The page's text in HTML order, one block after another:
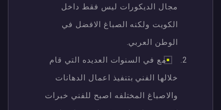
مجال الديكورات ليس فقط داخل
الكويت ولكنه الصباغ الافضل في
الوطن العربي.
مع في السنوات العديده التي قام
خلالها الفني بتنفيذ اعمال الدهانات
والاصباغ المختلفه اصبح للفني خبرات